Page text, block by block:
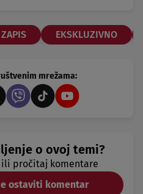
EKSKLUZIVNO
mrežama:
o ovoj temi?
pročitaj komentare
ostaviti komentar